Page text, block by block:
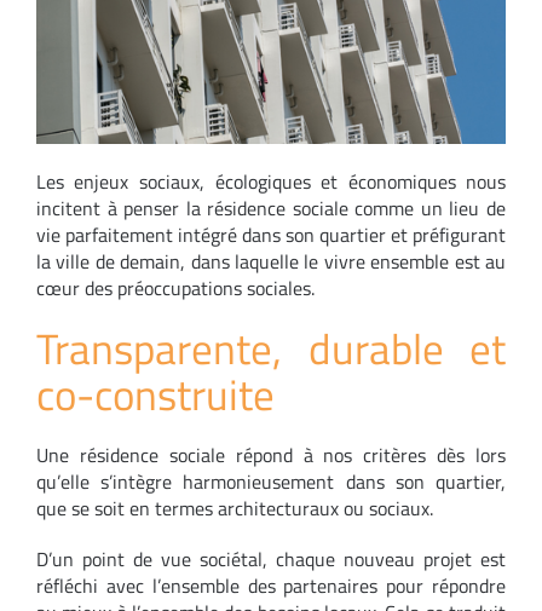
Les enjeux sociaux, écologiques et économiques nous
incitent à penser la résidence sociale comme un lieu de
vie parfaitement intégré dans son quartier et préfigurant
la ville de demain, dans laquelle le vivre ensemble est au
cœur des préoccupations sociales.
Transparente, durable et
co-construite
Une résidence sociale répond à nos critères dès lors
qu’elle s’intègre harmonieusement dans son quartier,
que se soit en termes architecturaux ou sociaux.
D’un point de vue sociétal, chaque nouveau projet est
réfléchi avec l’ensemble des partenaires pour répondre